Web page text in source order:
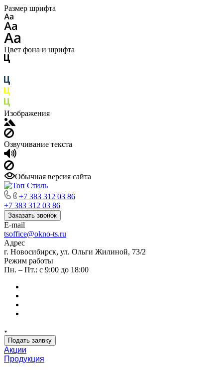
Размер шрифта
Цвет фона и шрифта
Изображения
Озвучивание текста
Обычная версия сайта
+7 383 312 03 86
+7 383 312 03 86
Заказать звонок
E-mail
tsoffice@okno-ts.ru
Адрес
г. Новосибирск, ул. Ольги Жилиной, 73/2
Режим работы
Пн. – Пт.: с 9:00 до 18:00
Подать заявку
Акции
Продукция